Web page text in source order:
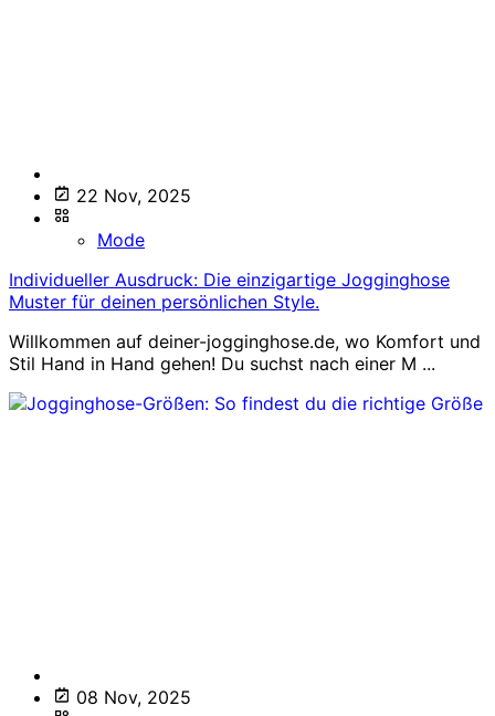
22 Nov, 2025
Mode
Individueller Ausdruck: Die einzigartige Jogginghose
Muster für deinen persönlichen Style.
Willkommen auf deiner-jogginghose.de, wo Komfort und
Stil Hand in Hand gehen! Du suchst nach einer M ...
08 Nov, 2025